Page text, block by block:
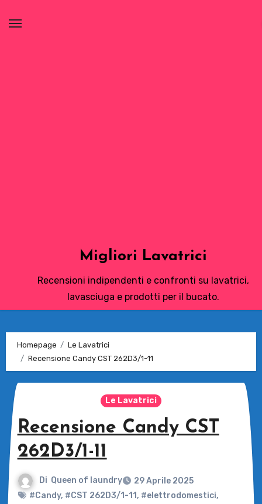
Migliori Lavatrici
Recensioni indipendenti e confronti su lavatrici,
lavasciuga e prodotti per il bucato.
Homepage
Le Lavatrici
Recensione Candy CST 262D3/1-11
Le Lavatrici
Recensione Candy CST
262D3/1-11
Di Queen of laundry
29 Aprile 2025
#Candy, #CST 262D3/1-11, #elettrodomestici,